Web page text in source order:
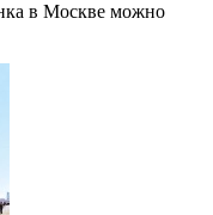
в Москве можно